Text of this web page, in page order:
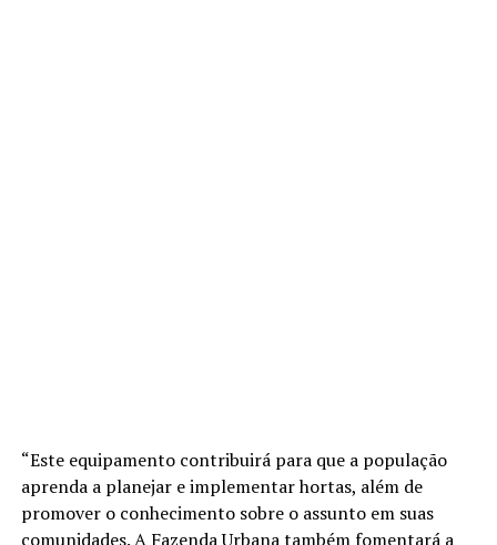
“Este equipamento contribuirá para que a população
aprenda a planejar e implementar hortas, além de
promover o conhecimento sobre o assunto em suas
comunidades. A Fazenda Urbana também fomentará a